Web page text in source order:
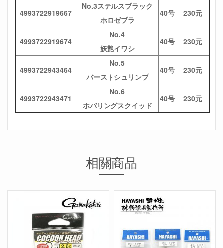
4993722919667
No.3ステルスブラック
ホロゼブラ
40号 230元
4993722919674
No.4
妖艶イワシ
40号 230元
4993722943464
No.5
バーストシュリンプ
40号 230元
4993722943471
No.6
ホバリングスクイッド
40号 230元
相關商品